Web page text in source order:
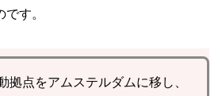
す。
拠点をアムステルダムに移し、